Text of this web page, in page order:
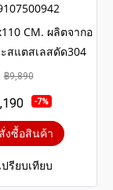
CM. ผลิตจากอ
สแตสเลสดัด304
ทาน รับประกันไม่
วใสตัดแสงป้องกัน
อนและรังสียูวี
฿9,890
-7%
สั่งซื้อสินค้า
ปรียบเทียบ